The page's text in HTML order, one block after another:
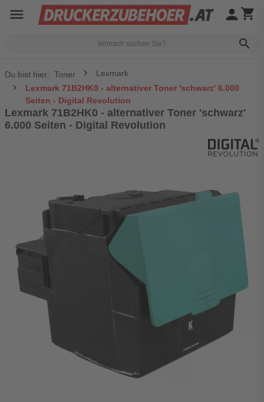
menu
search
person shopping_cart
Du bist hier: Toner
Lexmark
Lexmark 71B2HK0 - alternativer Toner 'schwarz' 6.000
Seiten - Digital Revolution
Lexmark 71B2HK0 - alternativer Toner 'schwarz'
6.000 Seiten - Digital Revolution